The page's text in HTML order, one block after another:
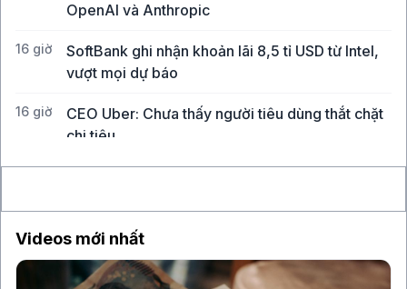
OpenAI và Anthropic
16 giờ
SoftBank ghi nhận khoản lãi 8,5 tỉ USD từ Intel,
vượt mọi dự báo
16 giờ
CEO Uber: Chưa thấy người tiêu dùng thắt chặt
chi tiêu
Videos mới nhất